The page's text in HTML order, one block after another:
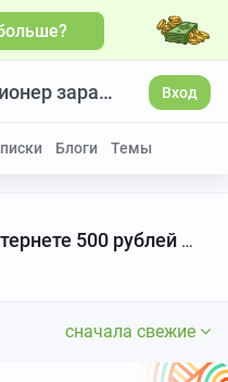
Ответы на «Пенсионер заработал в интернете 500 рублей — соцзащита потребовала вернуть 40 тысяч доплаты к пенсии» Вход
Блоги Темы
Пенсионер заработал в интернете 500 рублей — соцзащита потребовала вернуть 40 тысяч доплаты к пенсии
сначала свежие